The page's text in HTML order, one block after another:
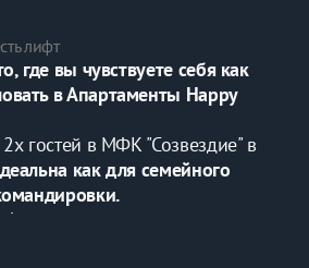
лифт
где вы чувствуете себя как
в Апартаменты Happy
2х гостей в МФК "Созвездие" в
как для семейного
проживание и чистоту.